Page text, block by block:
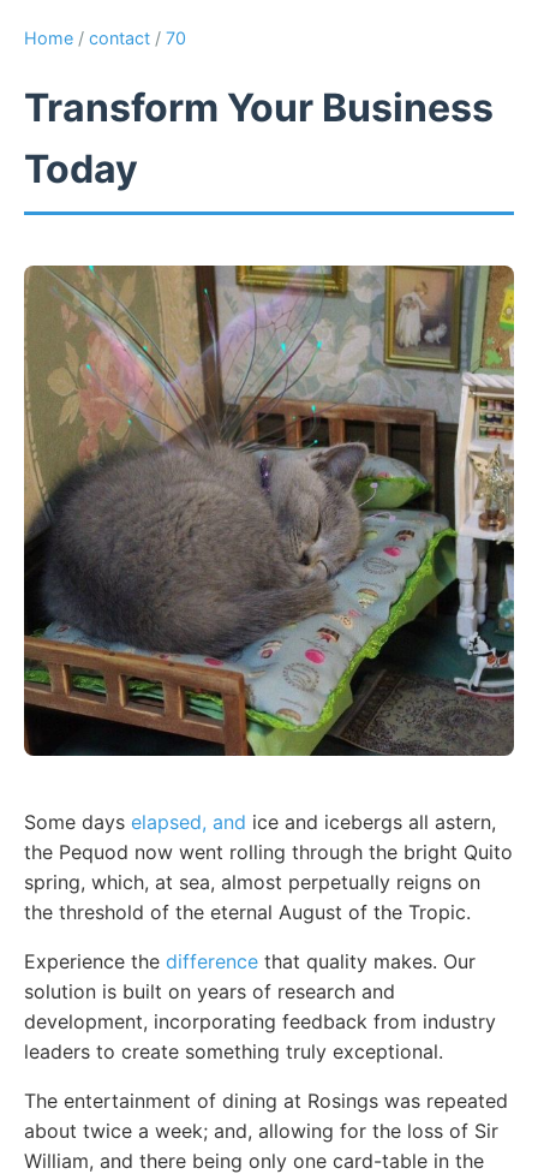
Home / contact / 70
Transform Your Business
Today
Some days elapsed, and ice and icebergs all astern,
the Pequod now went rolling through the bright Quito
spring, which, at sea, almost perpetually reigns on
the threshold of the eternal August of the Tropic.
Experience the difference that quality makes. Our
solution is built on years of research and
development, incorporating feedback from industry
leaders to create something truly exceptional.
The entertainment of dining at Rosings was repeated
about twice a week; and, allowing for the loss of Sir
William, and there being only one card-table in the